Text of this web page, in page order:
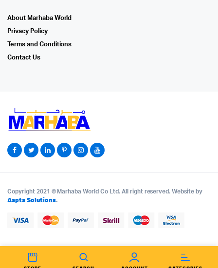
About Marhaba World
Privacy Policy
Terms and Conditions
Contact Us
Copyright 2021 © Marhaba World Co Ltd. All right reserved. Website by
Aapta Solutions.